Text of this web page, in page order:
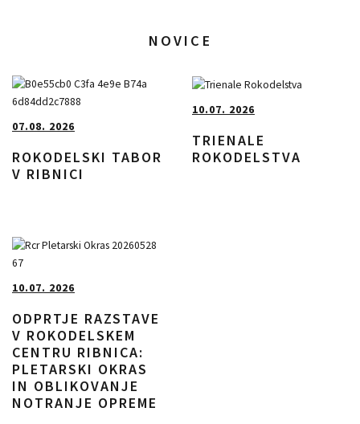
NOVICE
07.08. 2026
ROKODELSKI TABOR
V RIBNICI
10.07. 2026
TRIENALE
ROKODELSTVA
10.07. 2026
ODPRTJE RAZSTAVE
V ROKODELSKEM
CENTRU RIBNICA:
PLETARSKI OKRAS
IN OBLIKOVANJE
NOTRANJE OPREME